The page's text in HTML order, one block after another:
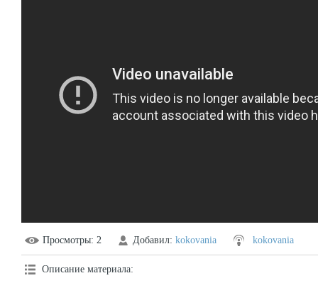
Просмотры: 2 Добавил: kokovania kokovania
Описание материала: